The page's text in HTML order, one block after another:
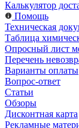
Калькулятор
Помощь
Техническая
Таблица
Опросный лист
Перечень
Варианты оплаты
Вопрос-ответ
Статьи
Обзоры
Дисконтная карта
Рекламные